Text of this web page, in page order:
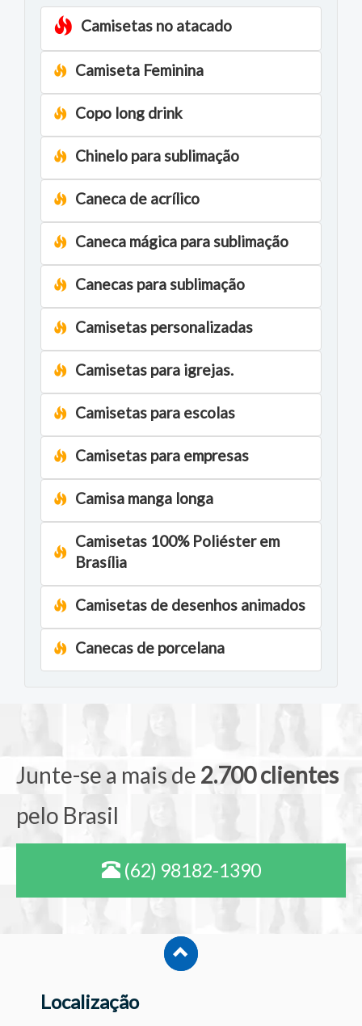
Camisetas no atacado
Camiseta Feminina
Copo long drink
Chinelo para sublimação
Caneca de acrílico
Caneca mágica para sublimação
Canecas para sublimação
Camisetas personalizadas
Camisetas para igrejas.
Camisetas para escolas
Camisetas para empresas
Camisa manga longa
Camisetas 100% Poliéster em
Brasília
Camisetas de desenhos animados
Canecas de porcelana
Junte-se a mais de 2.700 clientes
pelo Brasil
(62) 98182-1390
Localização